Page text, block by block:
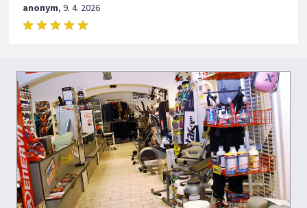
anonym,9. 4. 2026